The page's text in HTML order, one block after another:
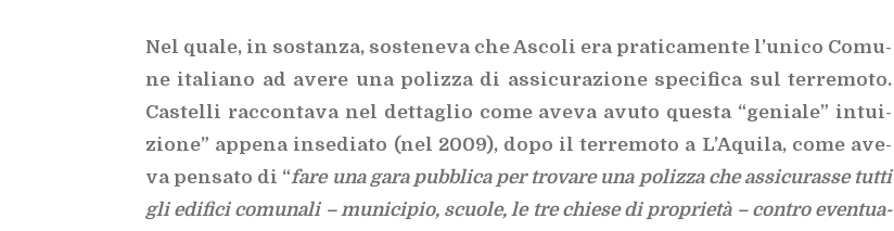
Nel qua­le, in so­stan­za, so­ste­ne­va che Asco­li era pra­ti­ca­men­te l’u­ni­co Co­mu­
ne ita­lia­no ad ave­re una po­liz­za di as­si­cu­ra­zio­ne spe­ci­fi­ca sul ter­re­mo­to.
Ca­stel­li rac­con­ta­va nel det­ta­glio come ave­va avu­to que­sta “ge­nia­le” in­tui­
zio­ne” ap­pe­na in­se­dia­to (nel 2009), dopo il ter­re­mo­to a L’A­qui­la, come ave­
va pen­sa­to di “fare una gara pub­bli­ca per tro­va­re una po­liz­za che as­si­cu­ras­se tut­ti
gli edi­fi­ci co­mu­na­li – mu­ni­ci­pio, scuo­le, le tre chie­se di pro­prie­tà – con­tro even­tua­